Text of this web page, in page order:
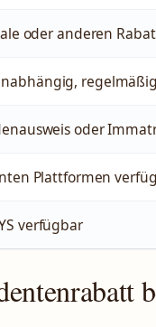
oder anderen
oder
Plattformen
verfügbar